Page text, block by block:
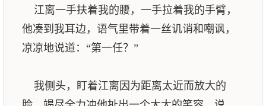
江离一手扶着我的腰，一手拉着我的手臂，
他凑到我耳边，语气里带着一丝讥诮和嘲讽，
凉凉地说道：“第一任？”
我侧头，盯着江离因为距离太近而放大的